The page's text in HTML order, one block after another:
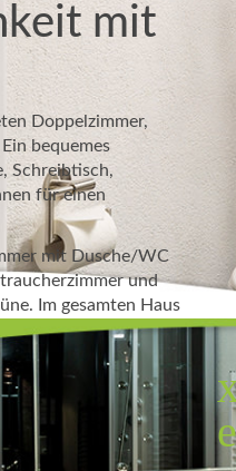
mit
Doppelzimmer,
bequemes
Schreibtisch,
für einen
mit Dusche/WC
und
Im gesamten Haus